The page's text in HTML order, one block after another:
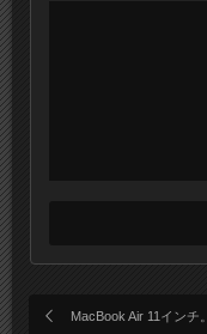
MacBook Air 11インチ。